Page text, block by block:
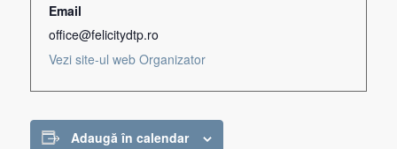
Email
office@felicitydtp.ro
Vezi site-ul web Organizator
Adaugă în calendar